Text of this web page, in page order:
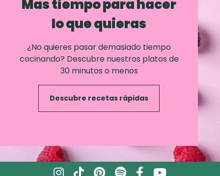
Mas tiempo para hacer
lo que quieras
¿No quieres pasar demasiado tiempo
cocinando? Descubre nuestros platos de
30 minutos o menos
Descubre recetas rápidas